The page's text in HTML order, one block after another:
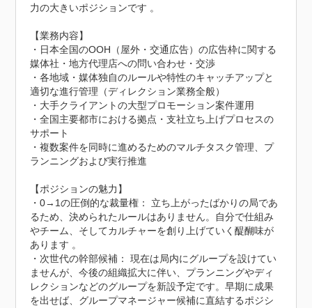
力の大きいポジションです 。
【業務内容】
・日本全国のOOH（屋外・交通広告）の広告枠に関する
媒体社・地方代理店への問い合わせ・交渉
・各地域・媒体独自のルールや特性のキャッチアップと
適切な進行管理（ディレクション業務全般）
・大手クライアントの大型プロモーション案件運用
・全国主要都市における拠点・支社立ち上げプロセスの
サポート
・複数案件を同時に進めるためのマルチタスク管理、プ
ランニングおよび実行推進
【ポジションの魅力】
・0→1の圧倒的な裁量権： 立ち上がったばかりの局であ
るため、決められたルールはありません。自分で仕組み
やチーム、そしてカルチャーを創り上げていく醍醐味が
あります 。
・次世代の幹部候補： 現在は局内にグループを設けてい
ませんが、今後の組織拡大に伴い、プランニングやディ
レクションなどのグループを新設予定です。早期に成果
を出せば、グループマネージャー候補に直結するポジシ